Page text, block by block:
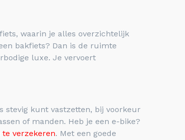
waarin je alles overzichtelijk
bakfiets? Dan is de ruimte
luxe. Je vervoert
stevig kunt vastzetten, bij voorkeur
of manden. Heb je een e-bike?
te verzekeren. Met een goede